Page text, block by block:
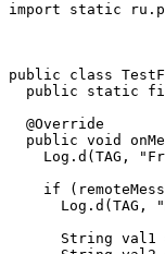
import static
public class
public static
  @Override
public void
Log.d(TAG,
if
Log.d(TAG,
String val1